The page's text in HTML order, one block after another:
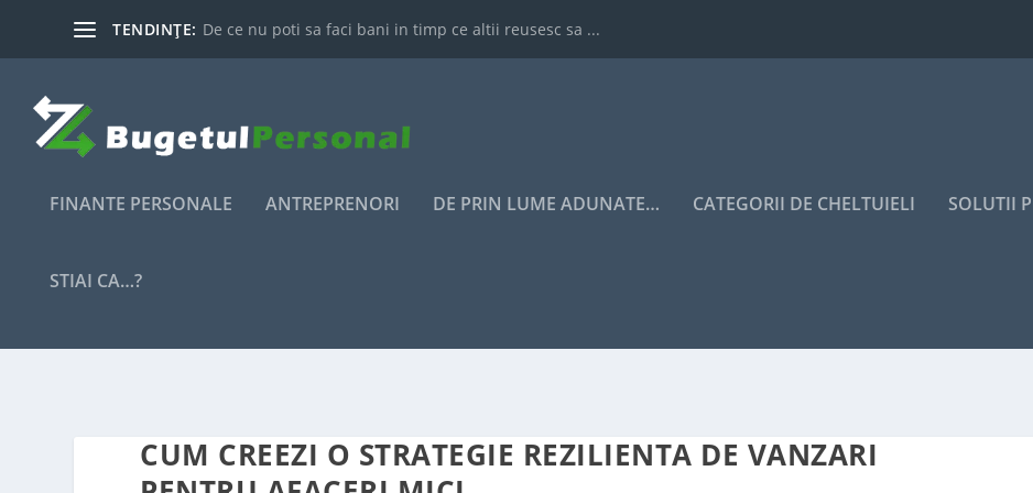
TENDINȚE: De ce nu poti sa faci bani in timp ce altii reusesc sa ...
FINANTE PERSONALE ANTREPRENORI DE PRIN LUME ADUNATE… CATEGORII DE CHELTUIELI SOLUTII
STIAI CA…?
CUM CREEZI O STRATEGIE REZILIENTA DE VANZARI